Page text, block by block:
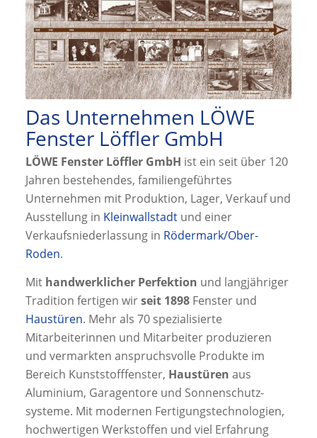
Das Unternehmen LÖWE
Fenster Löffler GmbH
LÖWE Fenster Löffler GmbH ist ein seit über 120
Jahren bestehendes, familiengeführtes
Unternehmen mit Produktion, Lager, Verkauf und
Ausstellung in Kleinwallstadtund einer
Verkaufsniederlassung in Rödermark/Ober-
Roden.
Mit handwerklicher Perfektion und langjähriger
Tradition fertigen wirseit 1898Fenster und
Haustüren. Mehr als 70 spezialisierte
Mitarbeiterinnen und Mitarbeiter produzieren
und vermarkten anspruchsvolle Produkte im
Bereich Kunststofffenster, Haustüren aus
Aluminium, Garagen­­tore und Sonnenschutz­
systeme. Mit modernen Fertigungs­­technologien,
hochwertigen Werkstoffen und viel Erfahrung